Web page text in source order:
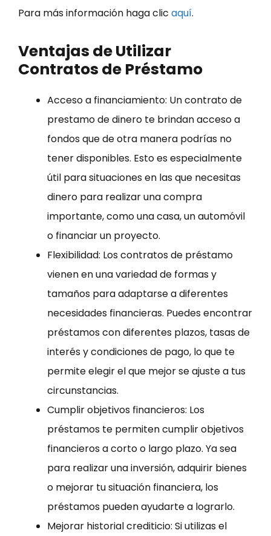
Para más información haga clic aquí.
Ventajas de Utilizar
Contratos de Préstamo
Acceso a financiamiento: Un contrato de
prestamo de dinero te brindan acceso a
fondos que de otra manera podrías no
tener disponibles. Esto es especialmente
útil para situaciones en las que necesitas
dinero para realizar una compra
importante, como una casa, un automóvil
o financiar un proyecto.
Flexibilidad: Los contratos de préstamo
vienen en una variedad de formas y
tamaños para adaptarse a diferentes
necesidades financieras. Puedes encontrar
préstamos con diferentes plazos, tasas de
interés y condiciones de pago, lo que te
permite elegir el que mejor se ajuste a tus
circunstancias.
Cumplir objetivos financieros: Los
préstamos te permiten cumplir objetivos
financieros a corto o largo plazo. Ya sea
para realizar una inversión, adquirir bienes
o mejorar tu situación financiera, los
préstamos pueden ayudarte a lograrlo.
Mejorar historial crediticio: Si utilizas el